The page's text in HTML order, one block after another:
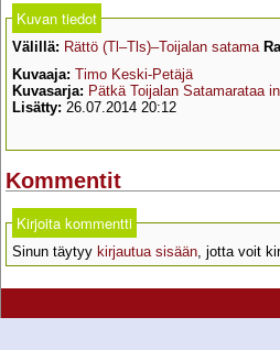
Kuvan tiedot
Välillä: Rättö (Tl–Tls)–Toijalan satama
Kuvaaja: Timo Keski-Petäjä
Kuvasarja: Pätkä Toijalan Satamarataa
Lisätty: 26.07.2014 20:12
Kommentit
Kirjoita kommentti
Sinun täytyy kirjautua sisään, jotta voit